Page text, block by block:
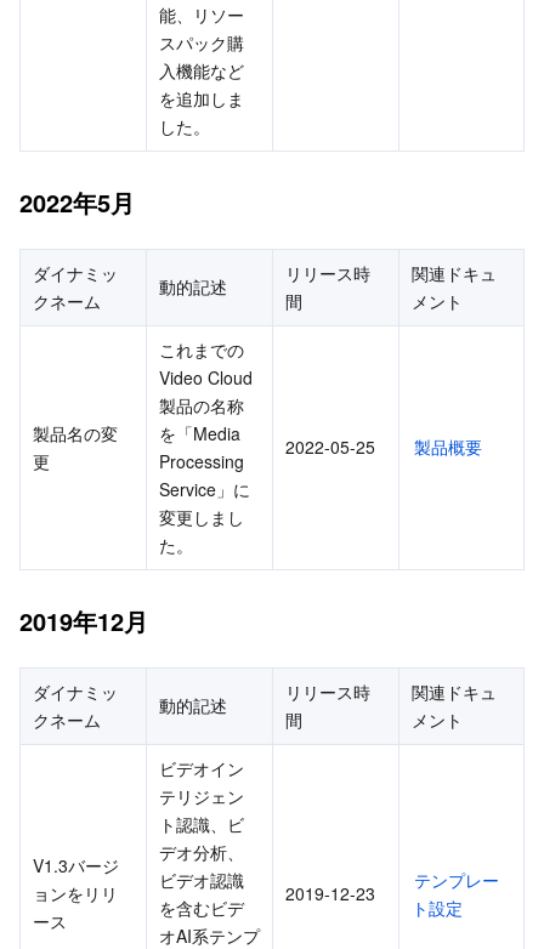
Cloud Connect Network
Elastic Network Interface
Flow Logs
Anycast Internet Acceleration
Bandwidth Package
VPN Connections
Data Security Audit
Image Moderation System
Audio Moderation System
Risk Control Engine
Anti-Cheat Expert
Security Service Platform
Tencent Cloud Firewall
Web Application Firewall
Cloud Security Center
Vulnerability Scan Service
Firewall Manager
アプリケーションセキュリティ
Mobile Security
ドメインとウェブサイト
Private DNS
Cloud DNS Resolution
Tencent eSign
Tencent VooV Meeting
Tencent LearnShare
Tencent Cloud Enterprise Drive
ビッグデータ
Elastic MapReduce
Elasticsearch Service
Stream Compute Service
Data Lake Compute
Tencent Cloud TCHouse-P
Tencent Cloud WeData
Business Intelligence
Tencent Cloud TCLake
Face Recognition
Text To Speech
Automatic Speech Recognition
Face Fusion
AI アプリケーション製品
Tencent Cloud AI Digital Human
AI プラットホーム製品
Tencent Cloud TI-ONE Platform
テンセントのビッグモデル
Image Creation Large Model
Video Creation Large Model
Tencent HY 3D Global
Tencent HY
TDMQ for CKafka
TDMQ for RocketMQ
TDMQ for RabbitMQ
TDMQ for Apache Pulsar
コミュニケーション
Short Message Service
Tencent Push Notification Service
Simple Email Service
リアルタイムのインタラクション
Tencent Real-Time Communication
StreamLive
メディア オンデマンド
能、リソー
スパック購
入機能など
を追加しま
した。
2022年5月
ダイナミッ
クネーム
動的記述
リリース時
間
関連ドキュ
メント
製品名の変
更
これまでの
Video Cloud
製品の名称
を「Media
Processing
Service」に
変更しまし
た。
2022-05-25 製品概要
2019年12月
ダイナミッ
クネーム
動的記述
リリース時
間
関連ドキュ
メント
V1.3バージ
ョンをリリ
ース
ビデオイン
テリジェン
ト認識、ビ
デオ分析、
ビデオ認識
を含むビデ
オAI系テンプ
2019-12-23
テンプレー
ト設定